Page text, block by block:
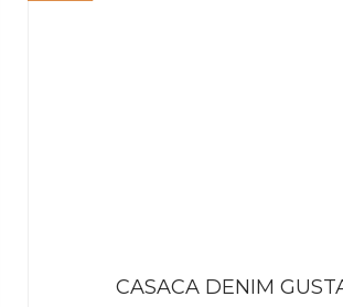
CASACA DENIM